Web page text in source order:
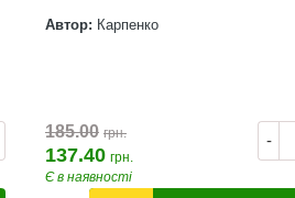
Автор: Карпенко
-
185.00 грн.
137.40 грн.
Є в наявності